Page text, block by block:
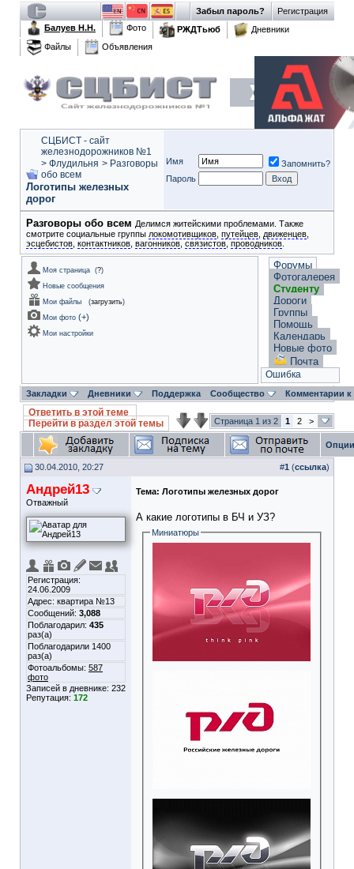
Регистрация
Забыл пароль?
Балуев Н.Н.
Фото РЖДТьюб
Дневники
Файлы
Объявления
СЦБИСТ - сайт
железнодорожников №1
> Флудильня > Разговоры
обо всем
Логотипы железных
дорог
Имя
Запомнить?
Пароль
Разговоры обо всем Делимся житейскими проблемами. Также
смотрите социальные группы локомотивщиков путейцев движенцев
эсцебистов контактников вагонников связистов проводников
Моя страница (?)
Новые сообщения
Мои файлы
(загрузить)
Мои фото (+)
Мои настройки
Форумы
Фотогалерея
Студенту
Дороги
Группы
Помощь
Календарь
Новые фото
Почта
Ошибка
Закладки Дневники Поддержка Сообщество Комментарии
Ответить в этой теме
Перейти в раздел этой темы
Страница 1 из 2 1 2 >
30.04.2010, 20:27 #1 (ссылка)
Андрей13
Отважный
Регистрация:
24.06.2009
Адрес: квартира №13
Сообщений: 3,088
Поблагодарил: 435
раз(а)
Поблагодарили 1400
раз(а)
Фотоальбомы: 587
фото
Записей в дневнике: 232
Репутация: 172
Тема: Логотипы железных дорог
А какие логотипы в БЧ и УЗ?
Миниатюры